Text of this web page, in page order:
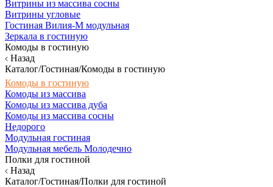
Витрины из массива сосны
Витрины угловые
Гостиная Вилия-М модульная
Зеркала в гостиную
Комоды в гостиную
Назад
Каталог/Гостиная/Комоды в гостиную
Комоды в гостиную
Комоды из массива
Комоды из массива дуба
Комоды из массива сосны
Недорого
Модульная гостиная
Модульная мебель Молодечно
Полки для гостиной
Назад
Каталог/Гостиная/Полки для гостиной